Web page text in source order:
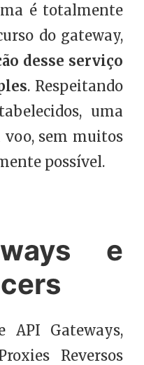
é totalmente
do gateway,
desse serviço
. Respeitando
uma
voo, sem muitos
possível.
e
API Gateways,
Reversos